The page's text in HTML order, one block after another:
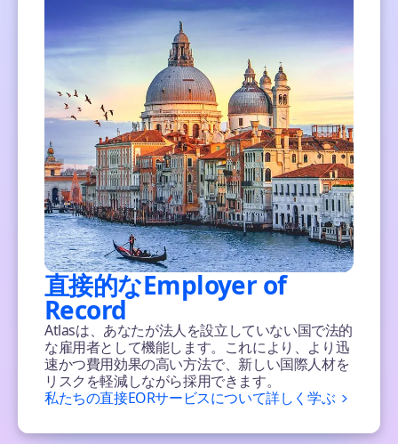
直接的なEmployer of
Record
Atlasは、あなたが法人を設立していない国で法的
な雇用者として機能します。これにより、より迅
速かつ費用効果の高い方法で、新しい国際人材を
リスクを軽減しながら採用できます。
私たちの直接EORサービスについて詳しく学ぶ